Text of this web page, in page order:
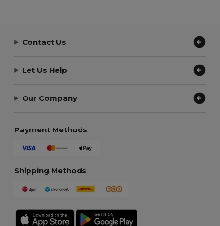
Contact Us
Let Us Help
Our Company
Payment Methods
Shipping Methods